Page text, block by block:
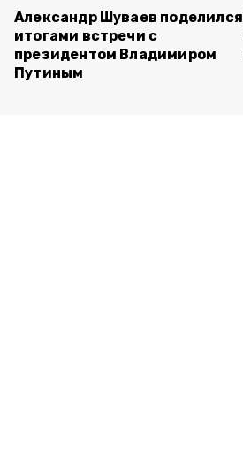
Александр Шуваев поделился
итогами встречи с
президентом Владимиром
Путиным